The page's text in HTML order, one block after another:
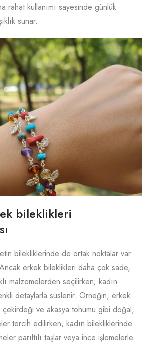
rahat kullanımı sayesinde günlük
sunar.
bileklikleri
bilekliklerinde de ortak noktalar var:
erkek bileklikleri daha çok sade,
malzemelerden seçilirken; kadın
detaylarla süslenir. Örneğin, erkek
ve akasya tohumu gibi doğal,
tercih edilirken, kadın bilekliklerinde
parıltılı taşlar veya ince işlemelerle